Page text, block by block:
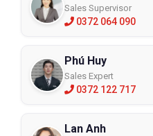
Sales Supervisor
0372 064 090
Phú Huy
Sales Expert
0372 122 717
Lan Anh